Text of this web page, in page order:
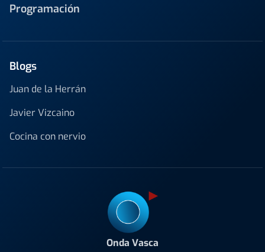
Programación
Blogs
Juan de la Herrán
Javier Vizcaino
Cocina con nervio
Onda Vasca